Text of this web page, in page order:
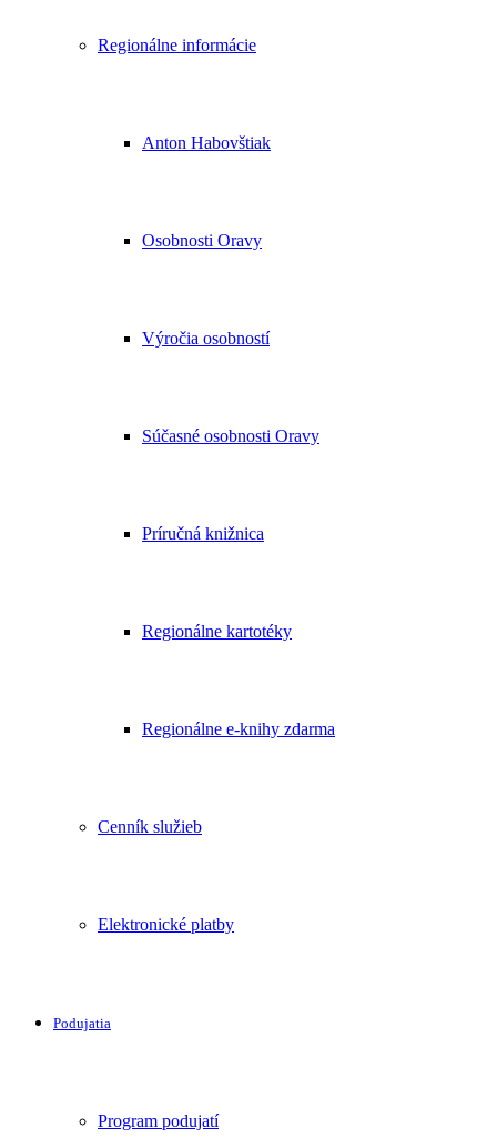
Regionálne informácie
Anton Habovštiak
Osobnosti Oravy
Výročia osobností
Súčasné osobnosti Oravy
Príručná knižnica
Regionálne kartotéky
Regionálne e-knihy zdarma
Cenník služieb
Elektronické platby
Podujatia
Program podujatí